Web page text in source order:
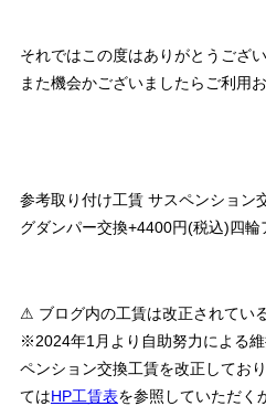
それではこの度はありがとうござい
また機会かございましたらご利用
参考取り付け工賃 サスペンション
グダンパー交換+4400円(税込)四
⚠ ブログ内の工賃は改正されてい
※2024年1月より自助努力による
ペンション交換工賃を改正してお
てはHP工賃表を参照していただく